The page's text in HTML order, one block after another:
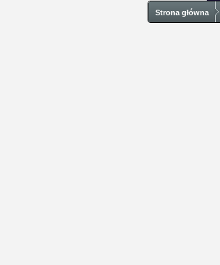
Strona główna